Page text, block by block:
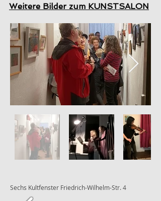
Weitere Bilder zum KUNSTSALON
Sechs Kultfenster Friedrich-Wilhelm-Str. 4